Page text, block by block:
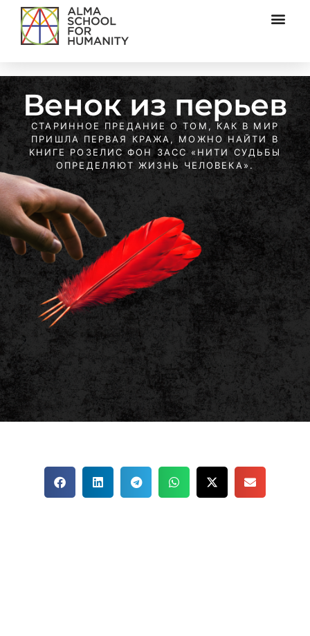
Венок из перьев
СТАРИННОЕ ПРЕДАНИЕ О ТОМ, КАК В МИР
ПРИШЛА ПЕРВАЯ КРАЖА, МОЖНО НАЙТИ В
КНИГЕ РОЗЕЛИС ФОН ЗАСС «НИТИ СУДЬБЫ
ОПРЕДЕЛЯЮТ ЖИЗНЬ ЧЕЛОВЕКА».